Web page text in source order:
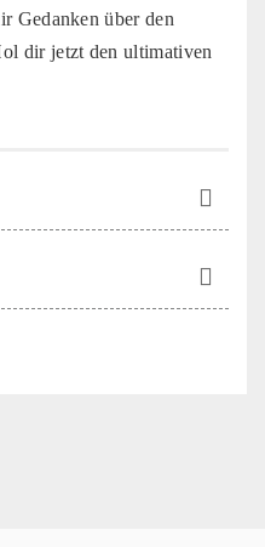
Gedanken über den
dir jetzt den ultimativen